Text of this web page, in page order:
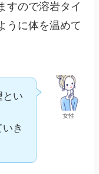
すので溶岩タイ
うに体を温めて
女性
とい
き